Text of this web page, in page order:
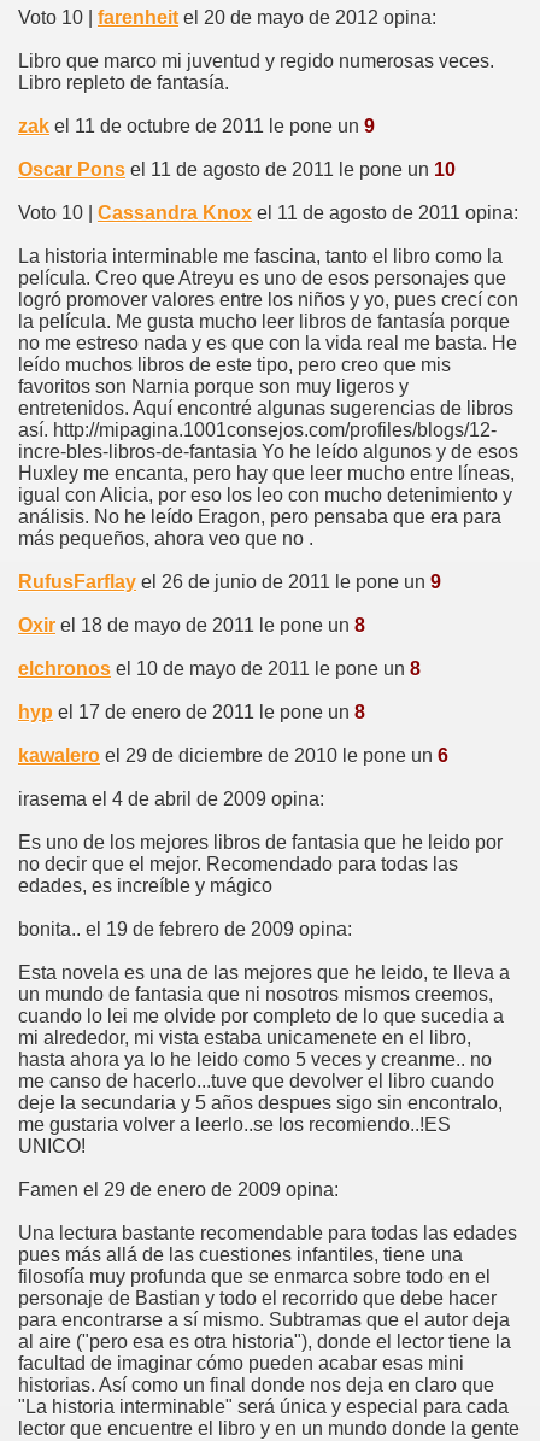
Voto 10 | farenheit el 20 de mayo de 2012 opina:
Libro que marco mi juventud y regido numerosas veces.
Libro repleto de fantasía.
zak el 11 de octubre de 2011 le pone un 9
Oscar Pons el 11 de agosto de 2011 le pone un 10
Voto 10 | Cassandra Knox el 11 de agosto de 2011 opina:
La historia interminable me fascina, tanto el libro como la
película. Creo que Atreyu es uno de esos personajes que
logró promover valores entre los niños y yo, pues crecí con
la película. Me gusta mucho leer libros de fantasía porque
no me estreso nada y es que con la vida real me basta. He
leído muchos libros de este tipo, pero creo que mis
favoritos son Narnia porque son muy ligeros y
entretenidos. Aquí encontré algunas sugerencias de libros
así. http://mipagina.1001consejos.com/profiles/blogs/12-
incre-bles-libros-de-fantasia Yo he leído algunos y de esos
Huxley me encanta, pero hay que leer mucho entre líneas,
igual con Alicia, por eso los leo con mucho detenimiento y
análisis. No he leído Eragon, pero pensaba que era para
más pequeños, ahora veo que no .
RufusFarflay el 26 de junio de 2011 le pone un 9
Oxir el 18 de mayo de 2011 le pone un 8
elchronos el 10 de mayo de 2011 le pone un 8
hyp el 17 de enero de 2011 le pone un 8
kawalero el 29 de diciembre de 2010 le pone un 6
irasema el 4 de abril de 2009 opina:
Es uno de los mejores libros de fantasia que he leido por
no decir que el mejor. Recomendado para todas las
edades, es increíble y mágico
bonita.. el 19 de febrero de 2009 opina:
Esta novela es una de las mejores que he leido, te lleva a
un mundo de fantasia que ni nosotros mismos creemos,
cuando lo lei me olvide por completo de lo que sucedia a
mi alrededor, mi vista estaba unicamenete en el libro,
hasta ahora ya lo he leido como 5 veces y creanme.. no
me canso de hacerlo...tuve que devolver el libro cuando
deje la secundaria y 5 años despues sigo sin encontralo,
me gustaria volver a leerlo..se los recomiendo..!ES
UNICO!
Famen el 29 de enero de 2009 opina:
Una lectura bastante recomendable para todas las edades
pues más allá de las cuestiones infantiles, tiene una
filosofía muy profunda que se enmarca sobre todo en el
personaje de Bastian y todo el recorrido que debe hacer
para encontrarse a sí mismo. Subtramas que el autor deja
al aire ("pero esa es otra historia"), donde el lector tiene la
facultad de imaginar cómo pueden acabar esas mini
historias. Así como un final donde nos deja en claro que
"La historia interminable" será única y especial para cada
lector que encuentre el libro y en un mundo donde la gente